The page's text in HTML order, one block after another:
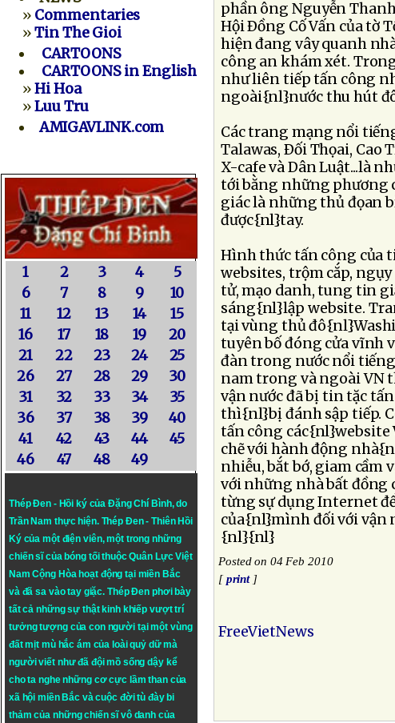
» Commentaries
»Tin The Gioi
CARTOONS
CARTOONS in English
»Hi Hoa
»Luu Tru
AMIGAVLINK.com
1 2 3 4
5
6
7 8 9
10
11
12 13 14
15
16
17 18 19
20
21
22 23 24
25
26
27 28 29
30
31
32 33 34
35
36
37 38 39
40
41
42 43 44
45
46
47 48 49
Thép Đen - Hồi ký của Đặng Chí Bình, do
Trần Nam thực hiện. Thép Đen- Thiên Hồi
Ký của một điện viên, một trong những
chiến sĩ của bóng tối thuộc Quân Lực Việt
Nam Cộng Hòa hoạt động tại miền Bắc
và đã sa vào tay giặc. Thép Đen phơi bày
tất cả những sự thật kinh khiếp vượt trí
tưởng tượng của con người tại một vùng
đất mịt mù hắc ám của loài quỷ dữ mà
người viết như đã đội mồ sống dậy kể
cho ta nghe những cơ cực lầm than của
xã hội miền Bắc và cuộc đời tù đày bi
thảm của những chiến sĩ vô danh của
phần ông Nguyễn
Hội Ðồng Cố Vấn của tờ
hiện đang vây quanh
công an khám xét.
như liên tiếp tấn công
ngoài{nl}nước thu hút
Các trang mạng nổi
Talawas, Ðối Thọai, Cao
X-cafe và Dân Luật...là
tới bằng những phương
giác là những thủ đọan
được{nl}tay.
Hình thức tấn công của
websites, trộm cắp,
tử, mạo danh, tung tin
sáng{nl}lập website.
tại vùng thủ
tuyên bố đóng cửa vĩnh
đàn trong nước nổi
nam trong và ngoài VN
vận nước đã bị tin tặc
thì{nl}bị đánh sập tiếp.
tấn công
chẽ với hành động
nhiễu, bắt bớ, giam
với những nhà bất đồng
từng sự dụng Internet
của{nl}mình đối với vận
{nl}{nl}
Posted on 04 Feb 2010
[print]
FreeVietNews